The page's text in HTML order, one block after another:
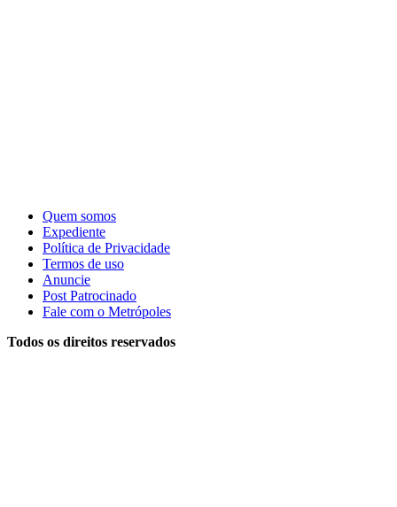
Quem somos
Expediente
Política de Privacidade
Termos de uso
Anuncie
Post Patrocinado
Fale com o Metrópoles
Todos os direitos reservados